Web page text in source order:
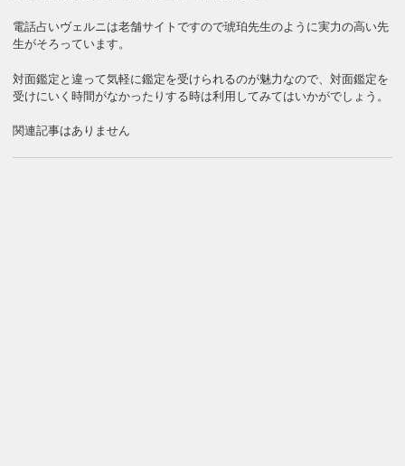
電話占いヴェルニは老舗サイトですので琥珀先生のように実力の高い先
生がそろっています。
対面鑑定と違って気軽に鑑定を受けられるのが魅力なので、対面鑑定を
受けにいく時間がなかったりする時は利用してみてはいかがでしょう。
関連記事はありません